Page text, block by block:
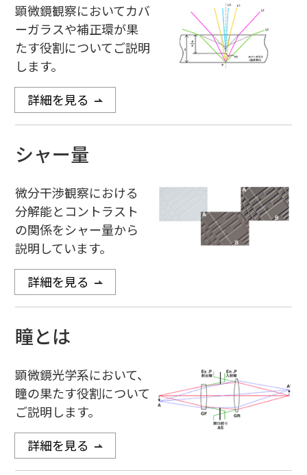
顕微鏡観察においてカバ
ーガラスや補正環が果
たす役割についてご説明
します。
詳細を見る
シャー量
微分干渉観察における
分解能とコントラスト
の関係をシャー量から
説明しています。
詳細を見る
瞳とは
顕微鏡光学系において、
瞳の果たす役割について
ご説明します。
詳細を見る